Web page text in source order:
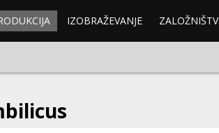
IZOBRAŽEVANJE